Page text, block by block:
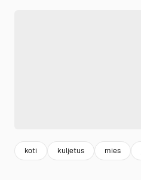
koti kuljetus mies